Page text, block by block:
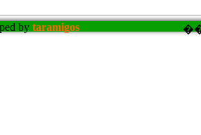
by taramigos